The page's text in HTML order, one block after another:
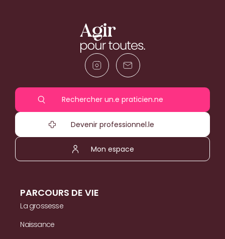
Rechercher un.e praticien.ne
Devenir professionnel.le
Mon espace
PARCOURS DE VIE
La grossesse
Naissance